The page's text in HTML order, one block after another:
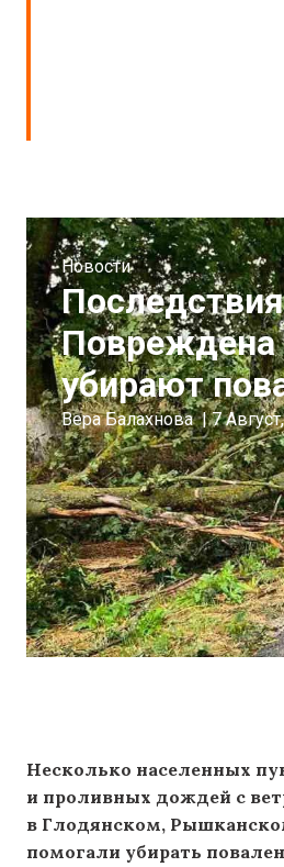
Новости
Повреждена
убирают
Вера Балахнова | 7
Несколько населенных
и проливных дождей с
в Глодянском,
помогали убирать